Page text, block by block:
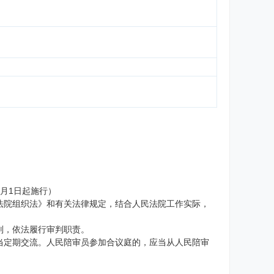
1日起施行）
组织法》和有关法律规定，结合人民法院工作实际，
依法履行审判职责。
期交流。人民陪审员参加合议庭的，应当从人民陪审